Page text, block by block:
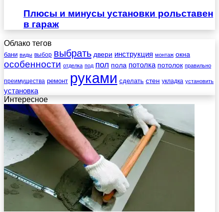
Плюсы и минусы установки рольставен
в гараж
Облако тегов
бани виды выбор выбрать двери инструкция монтаж окна
особенности отделка под пол пола потолка потолок правильно
преимущества ремонт руками сделать стен укладка установить
установка
Интересное